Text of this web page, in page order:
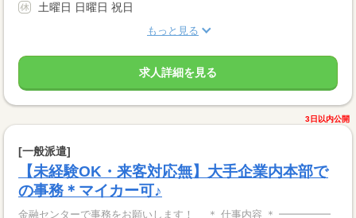
土曜日 日曜日 祝日
もっと見る
求人詳細を見る
3日以内公開
[一般派遣]
【未経験OK・来客対応無】大手企業内本部で
の事務＊マイカー可♪
金融センターで事務をお願いします！ ＊ 仕事内容 ＊ ━━━━━